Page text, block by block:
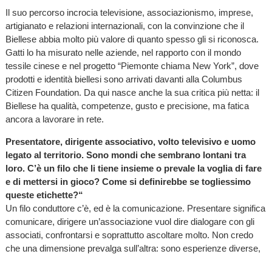
Il suo percorso incrocia televisione, associazionismo, imprese,
artigianato e relazioni internazionali, con la convinzione che il
Biellese abbia molto più valore di quanto spesso gli si riconosca.
Gatti lo ha misurato nelle aziende, nel rapporto con il mondo
tessile cinese e nel progetto “Piemonte chiama New York”, dove
prodotti e identità biellesi sono arrivati davanti alla Columbus
Citizen Foundation. Da qui nasce anche la sua critica più netta: il
Biellese ha qualità, competenze, gusto e precisione, ma fatica
ancora a lavorare in rete.
Presentatore, dirigente associativo, volto televisivo e uomo
legato al territorio. Sono mondi che sembrano lontani tra
loro. C’è un filo che li tiene insieme o prevale la voglia di fare
e di mettersi in gioco? Come si definirebbe se togliessimo
queste etichette?“
Un filo conduttore c’è, ed è la comunicazione. Presentare significa
comunicare, dirigere un’associazione vuol dire dialogare con gli
associati, confrontarsi e soprattutto ascoltare molto. Non credo
che una dimensione prevalga sull’altra: sono esperienze diverse,